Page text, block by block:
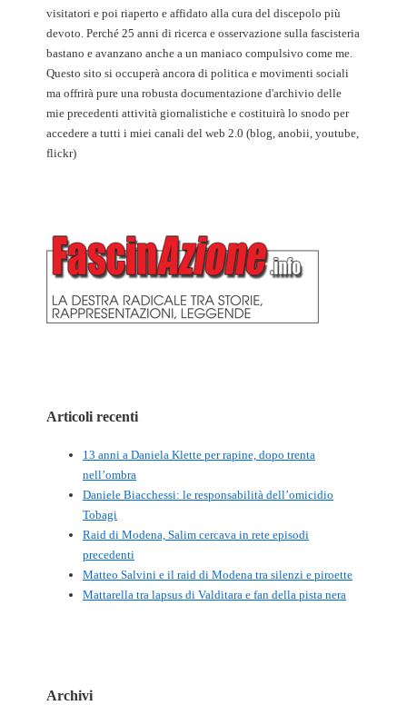
visitatori e poi riaperto e affidato alla cura del discepolo più
devoto. Perché 25 anni di ricerca e osservazione sulla fascisteria
bastano e avanzano anche a un maniaco compulsivo come me.
Questo sito si occuperà ancora di politica e movimenti sociali
ma offrirà pure una robusta documentazione d'archivio delle
mie precedenti attività giornalistiche e costituirà lo snodo per
accedere a tutti i miei canali del web 2.0 (blog, anobii, youtube,
flickr)
Articoli recenti
13 anni a Daniela Klette per rapine, dopo trenta
nell’ombra
Daniele Biacchessi: le responsabilità dell’omicidio
Tobagi
Raid di Modena, Salim cercava in rete episodi
precedenti
Matteo Salvini e il raid di Modena tra silenzi e piroette
Mattarella tra lapsus di Valditara e fan della pista nera
Archivi